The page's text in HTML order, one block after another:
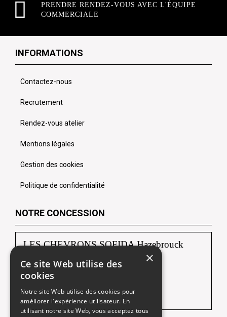
PRENDRE RENDEZ-VOUS AVEC L'ÉQUIPE
COMMERCIALE
INFORMATIONS
Contactez-nous
Recrutement
Rendez-vous atelier
Mentions légales
Gestion des cookies
Politique de confidentialité
NOTRE CONCESSION
LES CHEVRONS SOFIDA Hazebrouck
88, route de Borre
59190 HAZEBROUCK
Tél : 03 28 42 92 92
×
Ce site Web utilise des
cookies
Notre site Web utilise des cookies pour
améliorer l'expérience utilisateur. En
utilisant notre site Web, vous acceptez tous